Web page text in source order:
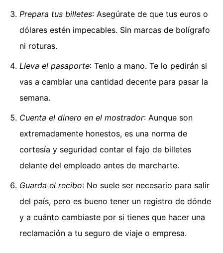
Prepara tus billetes: Asegúrate de que tus euros o
dólares estén impecables. Sin marcas de bolígrafo
ni roturas.
Lleva el pasaporte: Tenlo a mano. Te lo pedirán si
vas a cambiar una cantidad decente para pasar la
semana.
Cuenta el dinero en el mostrador: Aunque son
extremadamente honestos, es una norma de
cortesía y seguridad contar el fajo de billetes
delante del empleado antes de marcharte.
Guarda el recibo: No suele ser necesario para salir
del país, pero es bueno tener un registro de dónde
y a cuánto cambiaste por si tienes que hacer una
reclamación a tu seguro de viaje o empresa.